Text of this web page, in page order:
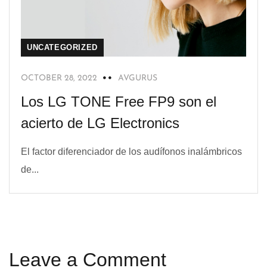
UNCATEGORIZED
OCTOBER 28, 2022 AVGURUS
Los LG TONE Free FP9 son el
acierto de LG Electronics
El factor diferenciador de los audífonos inalámbricos
de...
Leave a Comment